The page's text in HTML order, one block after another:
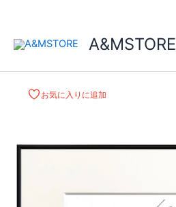
A&MSTORE
お気に入りに追加